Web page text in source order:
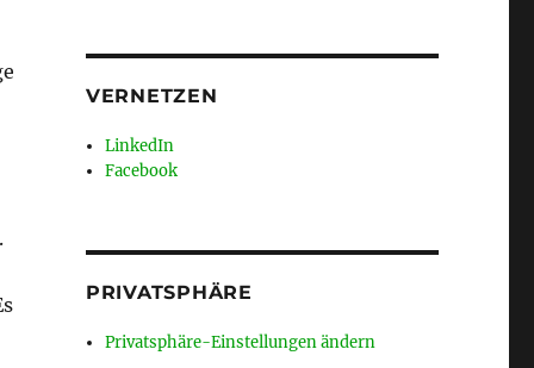
VERNETZEN
LinkedIn
Facebook
PRIVATSPHÄRE
Privatsphäre-Einstellungen ändern